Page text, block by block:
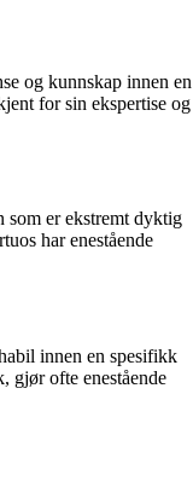
og kunnskap innen en
for sin ekspertise og
som er ekstremt dyktig
har enestående
innen en spesifikk
gjør ofte enestående